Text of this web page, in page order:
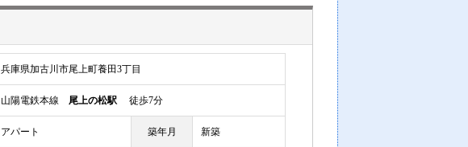
兵庫県加古川市尾上町養田3丁目
山陽電鉄本線 尾上の松駅 徒歩7分
アパート 築年月 新築